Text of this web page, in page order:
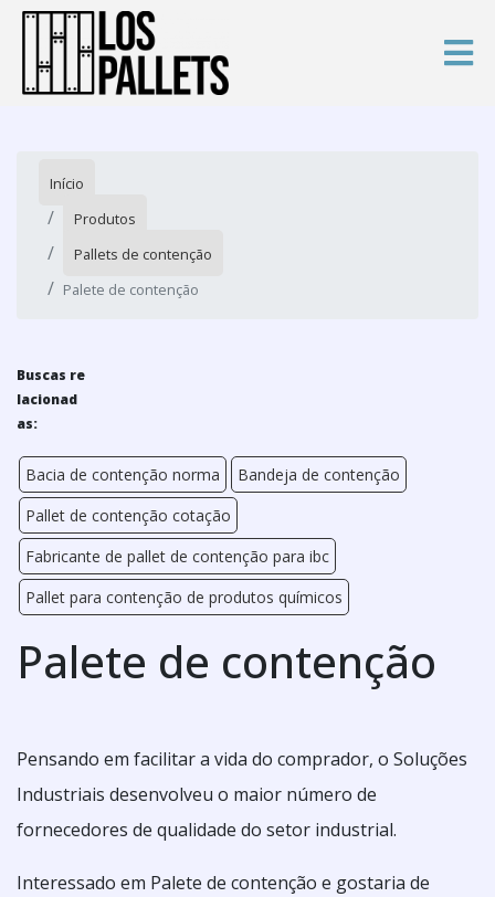
Início
Produtos
Pallets de contenção
Palete de contenção
Buscas re
lacionad
as:
Bacia de contenção norma
Bandeja de contenção
Pallet de contenção cotação
Fabricante de pallet de contenção para ibc
Pallet para contenção de produtos químicos
Palete de contenção
Pensando em facilitar a vida do comprador, o Soluções
Industriais desenvolveu o maior número de
fornecedores de qualidade do setor industrial.
Interessado em Palete de contenção e gostaria de